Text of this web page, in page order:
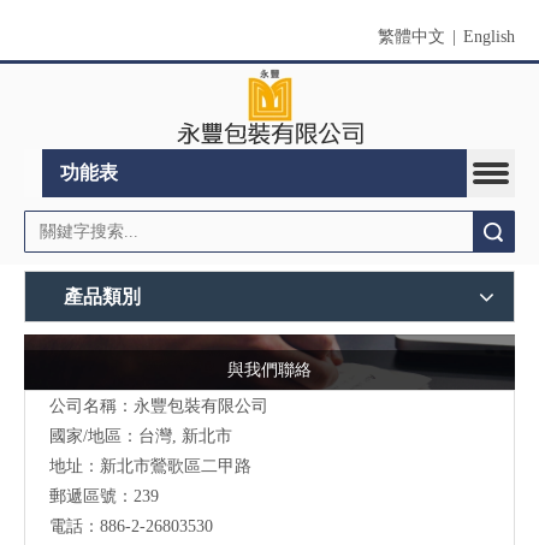
繁體中文 English
功能表
產品類別
與我們聯絡
公司名稱：永豐包裝有限公司
國家/地區：台灣, 新北市
地址：新北市鶯歌區二甲路
郵遞區號：239
電話：886-2-26803530